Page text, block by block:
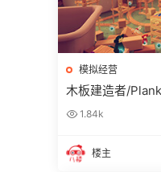
模拟经营
木板建造者/
1.84k
楼主